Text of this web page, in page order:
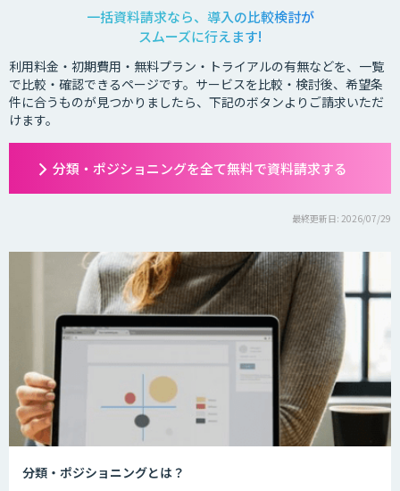
一括資料請求なら、導入の比較検討が
スムーズに行えます!
利用料金・初期費用・無料プラン・トライアルの有無などを、一覧
で比較・確認できるページです。サービスを比較・検討後、希望条
件に合うものが見つかりましたら、下記のボタンよりご請求いただ
けます。
分類・ポジショニングを全て無料で資料請求する
最終更新日: 2026/07/29
分類・ポジショニングとは？